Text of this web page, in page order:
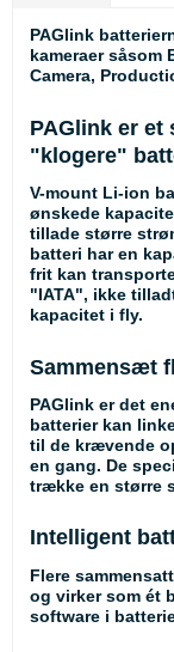
PAGlink
kameraer såsom
Camera,
PAGlink er et
"klogere"
V-mount Li-ion
ønskede
tillade større
batteri har en
frit kan
"IATA", ikke
kapacitet i fly.
Sammensæt
PAGlink er det
batterier kan
til de krævende
en gang. De
trække en større
Intelligent
Flere
og virker som ét
software i